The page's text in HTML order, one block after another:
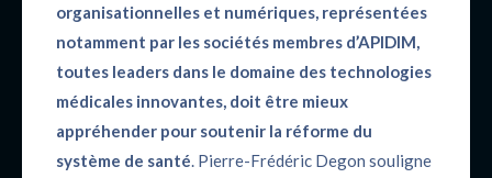
organisationnelles et numériques, représentées
notamment par les sociétés membres d’APIDIM,
toutes leaders dans le domaine des technologies
médicales innovantes, doit être mieux
appréhender pour soutenir la réforme du
système de santé. Pierre-Frédéric Degon souligne